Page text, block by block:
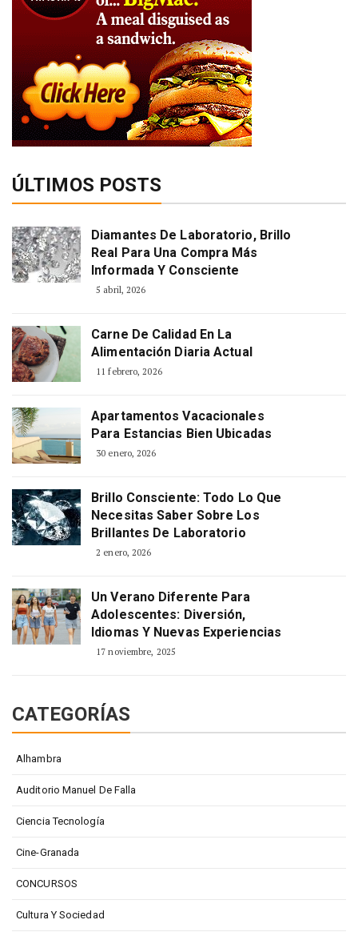
ÚLTIMOS POSTS
Diamantes De Laboratorio, Brillo
Real Para Una Compra Más
Informada Y Consciente
5 abril, 2026
Carne De Calidad En La
Alimentación Diaria Actual
11 febrero, 2026
Apartamentos Vacacionales
Para Estancias Bien Ubicadas
30 enero, 2026
Brillo Consciente: Todo Lo Que
Necesitas Saber Sobre Los
Brillantes De Laboratorio
2 enero, 2026
Un Verano Diferente Para
Adolescentes: Diversión,
Idiomas Y Nuevas Experiencias
17 noviembre, 2025
CATEGORÍAS
Alhambra
Auditorio Manuel De Falla
Ciencia Tecnología
Cine-Granada
CONCURSOS
Cultura Y Sociedad